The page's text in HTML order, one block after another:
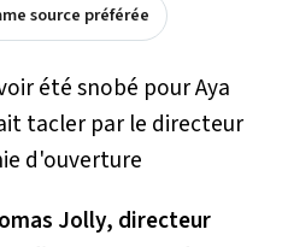
source préférée
Jolly, directeur